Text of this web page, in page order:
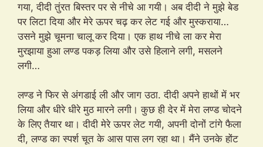
गया, दीदी तुंरत बिस्तर पर से नीचे आ गयी। अब दीदी ने मुझे बेड
पर लिटा दिया और मेरे ऊपर चढ़ कर लेट गई और मुस्कराया…
उसने मुझे चूमना चालू कर दिया। एक हाथ नीचे ला कर मेरा
मुरझाया हुआ लण्ड पकड़ लिया और उसे हिलाने लगी, मसलने
लगी…
लण्ड ने फिर से अंगडाई ली और जाग उठा. दीदी अपने हाथों में भर
लिया और धीरे धीरे मुठ मारने लगी। कुछ ही देर में मेरा लण्ड चोदने
के लिए तैयार था। दीदी मेरे ऊपर लेट गयी, अपनी दोनों टांगे फैला
दी, लण्ड का स्पर्श चूत के आस पास लग रहा था। मैंने उनके होंट